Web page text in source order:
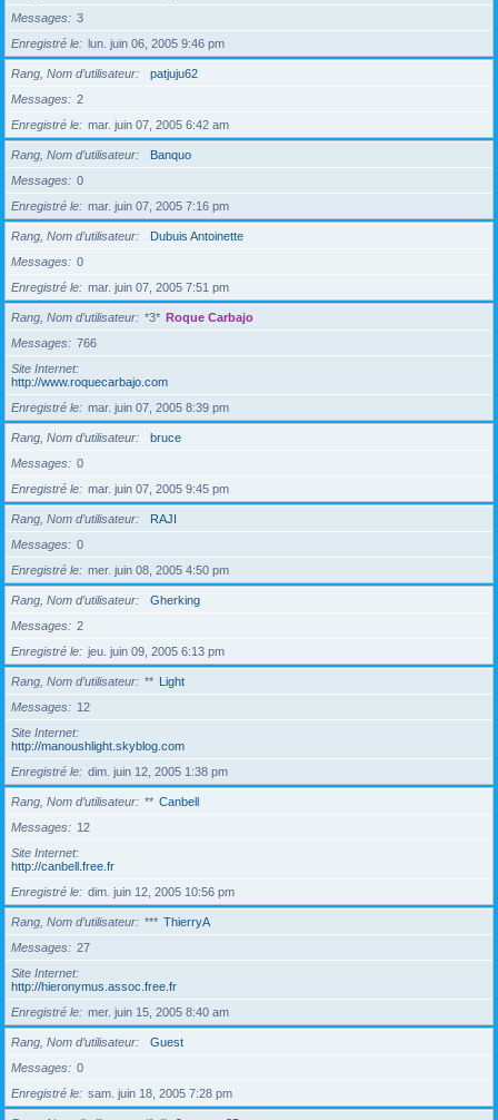
Messages
3
Enregistré le
lun. juin 06, 2005 9:46 pm
Rang, Nom d’utilisateur
patjuju62
Messages
2
Enregistré le
mar. juin 07, 2005 6:42 am
Rang, Nom d’utilisateur
Banquo
Messages
0
Enregistré le
mar. juin 07, 2005 7:16 pm
Rang, Nom d’utilisateur
Dubuis Antoinette
Messages
0
Enregistré le
mar. juin 07, 2005 7:51 pm
Rang, Nom d’utilisateur *3* Roque Carbajo
Messages
766
Site Internet
http://www.roquecarbajo.com
Enregistré le
mar. juin 07, 2005 8:39 pm
Rang, Nom d’utilisateur
bruce
Messages
0
Enregistré le
mar. juin 07, 2005 9:45 pm
Rang, Nom d’utilisateur
RAJI
Messages
0
Enregistré le
mer. juin 08, 2005 4:50 pm
Rang, Nom d’utilisateur
Gherking
Messages
2
Enregistré le
jeu. juin 09, 2005 6:13 pm
Rang, Nom d’utilisateur ** Light
Messages
12
Site Internet
http://manoushlight.skyblog.com
Enregistré le
dim. juin 12, 2005 1:38 pm
Rang, Nom d’utilisateur ** Canbell
Messages
12
Site Internet
http://canbell.free.fr
Enregistré le
dim. juin 12, 2005 10:56 pm
Rang, Nom d’utilisateur *** ThierryA
Messages
27
Site Internet
http://hieronymus.assoc.free.fr
Enregistré le
mer. juin 15, 2005 8:40 am
Rang, Nom d’utilisateur
Guest
Messages
0
Enregistré le
sam. juin 18, 2005 7:28 pm